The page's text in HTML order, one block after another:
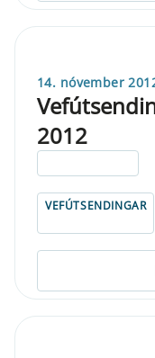
14. nóvember
2012
VEFÚTSENDINGAR